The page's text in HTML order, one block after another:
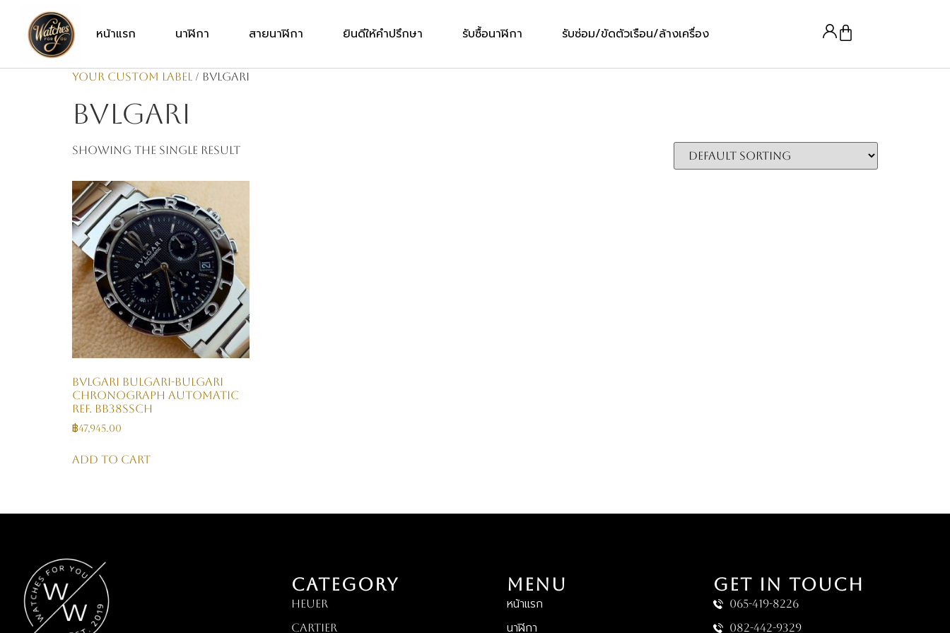
หน้าแรก นาฬิกา สายนาฬิกา ยินดีให้คำปรึกษา รับซื้อนาฬิกา รับซ่อม/ขัดตัวเรือน/ล้างเครื่อง
Your Custom Label / bvlgari
bvlgari
Showing the single result
BVLGARI Bulgari-Bulgari
Chronograph Automatic
Ref. BB38SSCH
฿47,945.00
Add to cart
CATEGORY
HEUER
Cartier
MENU
หน้าแรก
นาฬิกา
GET IN TOUCH
065-419-8226
082-442-9329